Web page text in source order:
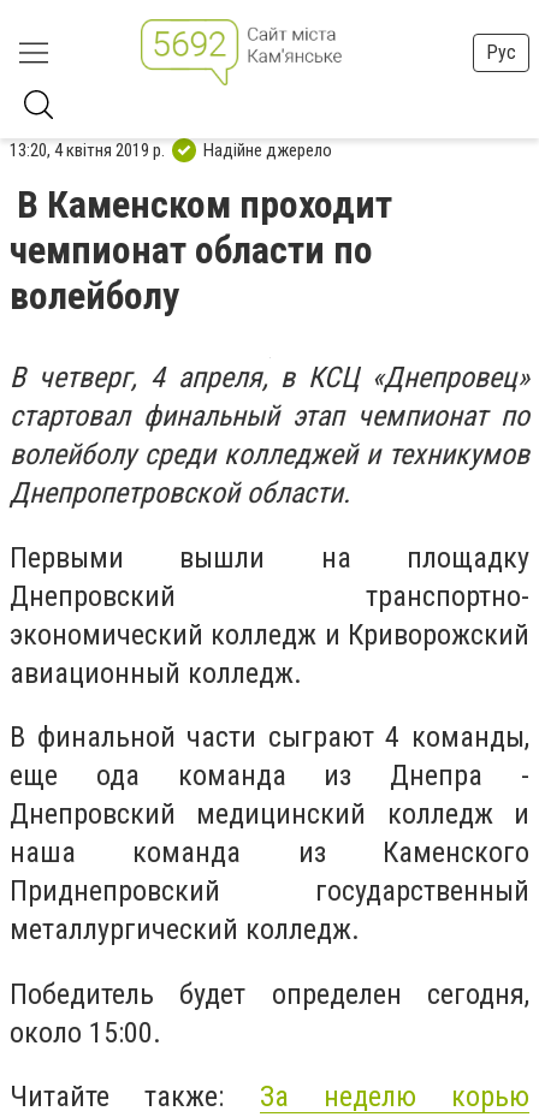
Рус
13:20, 4 квітня 2019 р. Надійне джерело
В Каменском проходит
чемпионат области по
волейболу
В четверг, 4 апреля, в КСЦ «Днепровец»
стартовал финальный этап чемпионат по
волейболу среди колледжей и техникумов
Днепропетровской области.
Первыми вышли на площадку
Днепровский транспортно-
экономический колледж и Криворожский
авиационный колледж.
В финальной части сыграют 4 команды,
еще ода команда из Днепра -
Днепровский медицинский колледж и
наша команда из Каменского
Приднепровский государственный
металлургический колледж.
Победитель будет определен сегодня,
около 15:00.
Читайте также: За неделю корью